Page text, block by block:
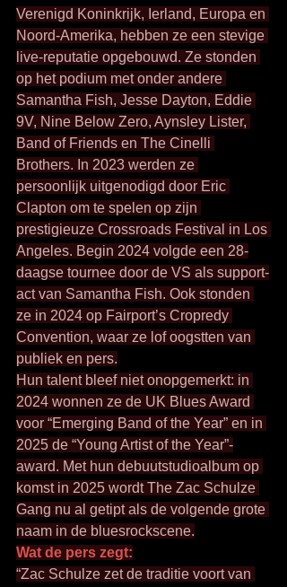
Verenigd Koninkrijk, Ierland, Europa en
Noord-Amerika, hebben ze een stevige
live-reputatie opgebouwd. Ze stonden
op het podium met onder andere
Samantha Fish, Jesse Dayton, Eddie
9V, Nine Below Zero, Aynsley Lister,
Band of Friends en The Cinelli
Brothers. In 2023 werden ze
persoonlijk uitgenodigd door Eric
Clapton om te spelen op zijn
prestigieuze Crossroads Festival in Los
Angeles. Begin 2024 volgde een 28-
daagse tournee door de VS als support-
act van Samantha Fish. Ook stonden
ze in 2024 op Fairport’s Cropredy
Convention, waar ze lof oogstten van
publiek en pers.
Hun talent bleef niet onopgemerkt: in
2024 wonnen ze de UK Blues Award
voor “Emerging Band of the Year” en in
2025 de “Young Artist of the Year”-
award. Met hun debuutstudioalbum op
komst in 2025 wordt The Zac Schulze
Gang nu al getipt als de volgende grote
naam in de bluesrockscene.
Wat de pers zegt:
“Zac Schulze zet de traditie voort van